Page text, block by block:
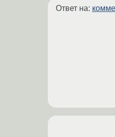
Ответ на: